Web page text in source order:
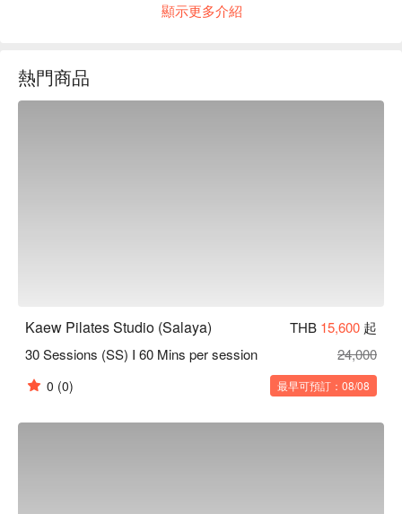
店內環境舒適，設備齊全，深受學員好評，許多顧客讚揚教練
方式，Kaew Pilates Studio 都是理想之選。
用 FunNow 預訂立即享優惠！
顯示更多介紹
熱門商品
Kaew Pilates Studio (Salaya) THB 15,600 起
30 Sessions (SS) I 60 Mins per session
24,000
0 (0) 最早可預訂：08/08